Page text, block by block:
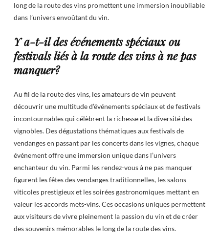
long de la route des vins promettent une immersion inoubliable
dans l’univers envoûtant du vin.
Y a-t-il des événements spéciaux ou
festivals liés à la route des vins à ne pas
manquer?
Au fil de la route des vins, les amateurs de vin peuvent
découvrir une multitude d’événements spéciaux et de festivals
incontournables qui célèbrent la richesse et la diversité des
vignobles. Des dégustations thématiques aux festivals de
vendanges en passant par les concerts dans les vignes, chaque
événement offre une immersion unique dans l’univers
enchanteur du vin. Parmi les rendez-vous à ne pas manquer
figurent les fêtes des vendanges traditionnelles, les salons
viticoles prestigieux et les soirées gastronomiques mettant en
valeur les accords mets-vins. Ces occasions uniques permettent
aux visiteurs de vivre pleinement la passion du vin et de créer
des souvenirs mémorables le long de la route des vins.